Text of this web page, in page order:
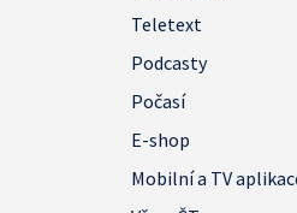
Teletext
Podcasty
Počasí
E-shop
Mobilní a TV